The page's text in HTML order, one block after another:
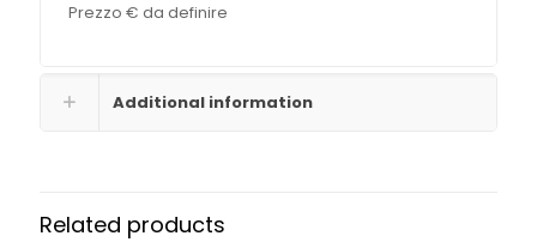
Prezzo € da definire
Additional information
Related products